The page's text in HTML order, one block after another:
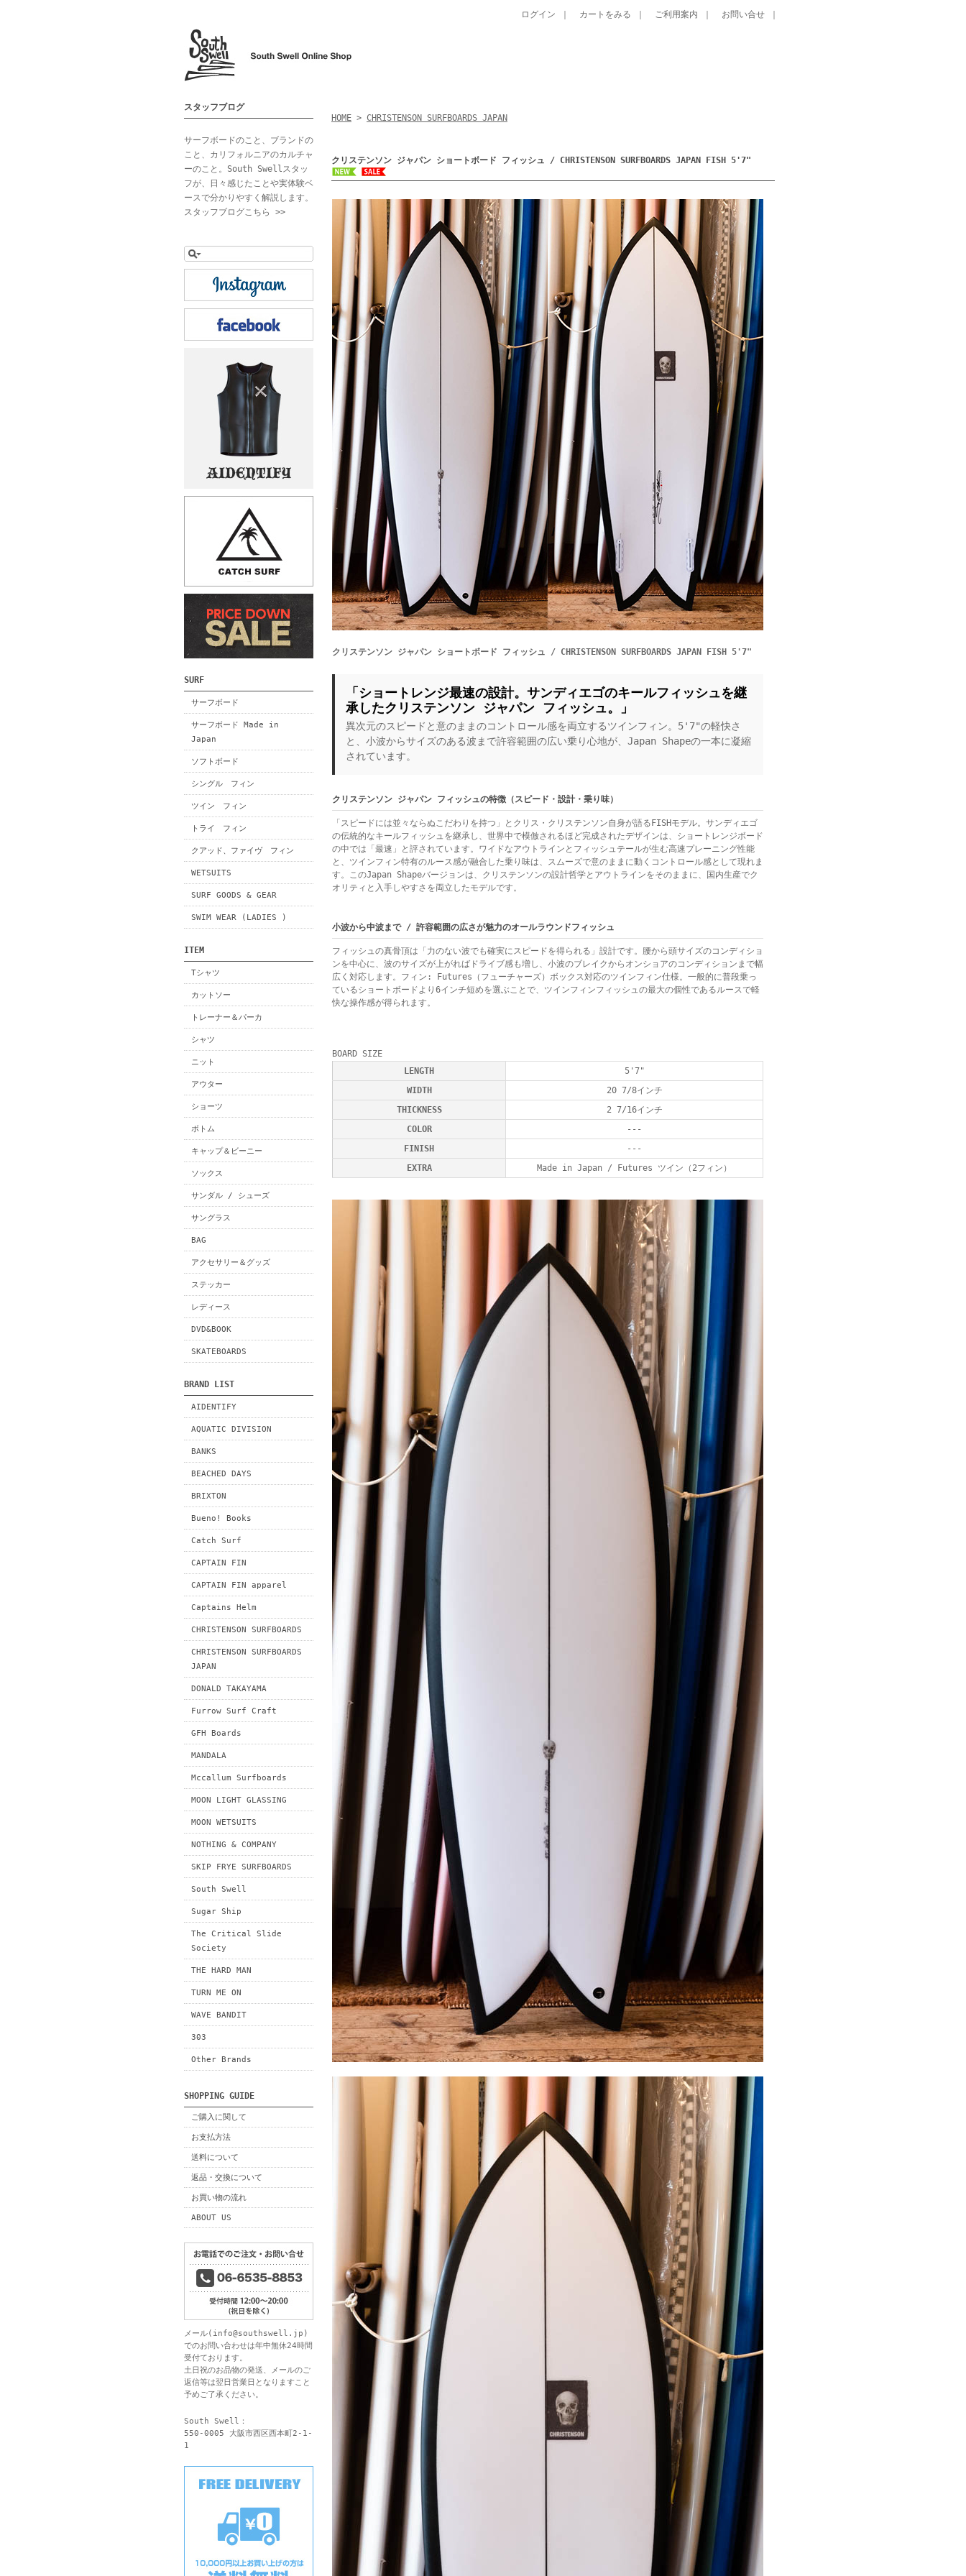
ログイン カートをみる ご利用案内 お問い合せ
スタッフブログ
サーフボードのこと、ブランドの
こと、カリフォルニアのカルチャ
ーのこと。South Swellスタッ
フが、日々感じたことや実体験ベ
ースで分かりやすく解説します。
スタッフブログこちら >>
SURF
サーフボード
サーフボード Made in
Japan
ソフトボード
シングル フィン
ツイン フィン
トライ フィン
クアッド、ファイヴ フィン
WETSUITS
SURF GOODS & GEAR
SWIM WEAR (LADIES )
ITEM
Tシャツ
カットソー
トレーナー＆パーカ
シャツ
ニット
アウター
ショーツ
ボトム
キャップ＆ビーニー
ソックス
サンダル / シューズ
サングラス
BAG
アクセサリー＆グッズ
ステッカー
レディース
DVD&BOOK
SKATEBOARDS
BRAND LIST
AIDENTIFY
AQUATIC DIVISION
BANKS
BEACHED DAYS
BRIXTON
Bueno! Books
Catch Surf
CAPTAIN FIN
CAPTAIN FIN apparel
Captains Helm
CHRISTENSON SURFBOARDS
CHRISTENSON SURFBOARDS
JAPAN
DONALD TAKAYAMA
Furrow Surf Craft
GFH Boards
MANDALA
Mccallum Surfboards
MOON LIGHT GLASSING
MOON WETSUITS
NOTHING & COMPANY
SKIP FRYE SURFBOARDS
South Swell
Sugar Ship
The Critical Slide
Society
THE HARD MAN
TURN ME ON
WAVE BANDIT
303
Other Brands
SHOPPING GUIDE
ご購入に関して
お支払方法
送料について
返品・交換について
お買い物の流れ
ABOUT US
メール( info@southswell.jp )
でのお問い合わせは年中無休24時間
受付ております。
土日祝のお品物の発送、メールのご
返信等は翌日営業日となりますこと
予めご了承ください。
South Swell：
550-0005 大阪市西区西本町2-1-
1
HOME > CHRISTENSON SURFBOARDS JAPAN
クリステンソン ジャパン ショートボード フィッシュ / CHRISTENSON SURFBOARDS JAPAN FISH 5'7"
クリステンソン ジャパン ショートボード フィッシュ / CHRISTENSON SURFBOARDS JAPAN FISH 5'7"
「ショートレンジ最速の設計。サンディエゴのキールフィッシュを継
承したクリステンソン ジャパン フィッシュ。」
異次元のスピードと意のままのコントロール感を両立するツインフィン。5'7"の軽快さ
と、小波からサイズのある波まで許容範囲の広い乗り心地が、Japan Shapeの一本に凝縮
されています。
クリステンソン ジャパン フィッシュの特徴（スピード・設計・乗り味）
「スピードには並々ならぬこだわりを持つ」とクリス・クリステンソン自身が語るFISHモデル。サンディエゴ
の伝統的なキールフィッシュを継承し、世界中で模倣されるほど完成されたデザインは、ショートレンジボード
の中では「最速」と評されています。ワイドなアウトラインとフィッシュテールが生む高速プレーニング性能
と、ツインフィン特有のルース感が融合した乗り味は、スムーズで意のままに動くコントロール感として現れま
す。このJapan Shapeバージョンは、クリステンソンの設計哲学とアウトラインをそのままに、国内生産でク
オリティと入手しやすさを両立したモデルです。
小波から中波まで / 許容範囲の広さが魅力のオールラウンドフィッシュ
フィッシュの真骨頂は「力のない波でも確実にスピードを得られる」設計です。腰から頭サイズのコンディショ
ンを中心に、波のサイズが上がればドライブ感も増し、小波のブレイクからオンショアのコンディションまで幅
広く対応します。フィン: Futures（フューチャーズ）ボックス対応のツインフィン仕様。一般的に普段乗っ
ているショートボードより6インチ短めを選ぶことで、ツインフィンフィッシュの最大の個性であるルースで軽
快な操作感が得られます。
BOARD SIZE
LENGTH
5'7"
WIDTH
20 7/8インチ
THICKNESS
2 7/16インチ
COLOR
---
FINISH
---
EXTRA
Made in Japan / Futures ツイン（2フィン）